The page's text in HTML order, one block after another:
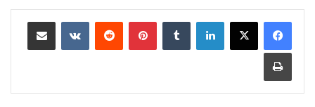
لينكدإن بينتيريست
مشاركة عبر البريد
طباعة